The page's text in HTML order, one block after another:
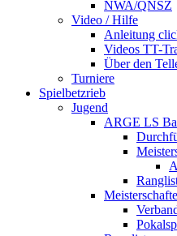
NWA/QNSZ
Video / Hilfe
Anleitung
Videos TT-
Über den
Turniere
Spielbetzrieb
Jugend
ARGE LS